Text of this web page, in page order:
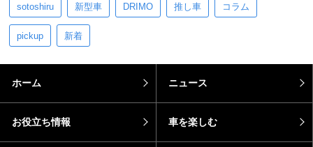
sotoshiru 新型車 DRIMO 推し車 コラム
pickup 新着
ホーム ニュース
お役立ち情報 車を楽しむ